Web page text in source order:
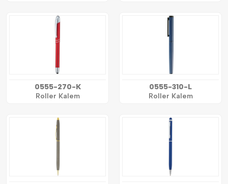
0555-270-K
Roller Kalem
0555-310-L
Roller Kalem